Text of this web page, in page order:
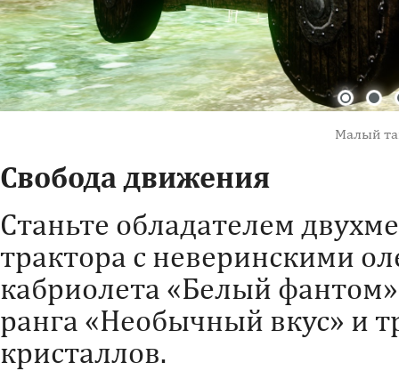
Малый
Свобода движения
Станьте обладателем
трактора с неверинскими
кабриолета «Белый
ранга «Необычный вкус» и
кристаллов.